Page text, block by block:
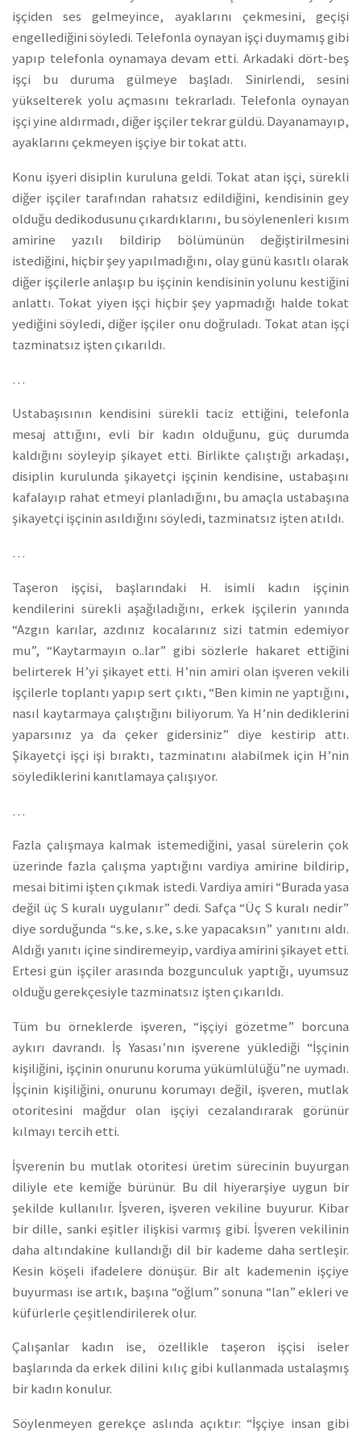
işçiden ses gelmeyince, ayaklarını çekmesini, geçişi
engellediğini söyledi. Telefonla oynayan işçi duymamış gibi
yapıp telefonla oynamaya devam etti. Arkadaki dört-beş
işçi bu duruma gülmeye başladı. Sinirlendi, sesini
yükselterek yolu açmasını tekrarladı. Telefonla oynayan
işçi yine aldırmadı, diğer işçiler tekrar güldü. Dayanamayıp,
ayaklarını çekmeyen işçiye bir tokat attı.
Konu işyeri disiplin kuruluna geldi. Tokat atan işçi, sürekli
diğer işçiler tarafından rahatsız edildiğini, kendisinin gey
olduğu dedikodusunu çıkardıklarını, bu söylenenleri kısım
amirine yazılı bildirip bölümünün değiştirilmesini
istediğini, hiçbir şey yapılmadığını, olay günü kasıtlı olarak
diğer işçilerle anlaşıp bu işçinin kendisinin yolunu kestiğini
anlattı. Tokat yiyen işçi hiçbir şey yapmadığı halde tokat
yediğini söyledi, diğer işçiler onu doğruladı. Tokat atan işçi
tazminatsız işten çıkarıldı.
…
Ustabaşısının kendisini sürekli taciz ettiğini, telefonla
mesaj attığını, evli bir kadın olduğunu, güç durumda
kaldığını söyleyip şikayet etti. Birlikte çalıştığı arkadaşı,
disiplin kurulunda şikayetçi işçinin kendisine, ustabaşını
kafalayıp rahat etmeyi planladığını, bu amaçla ustabaşına
şikayetçi işçinin asıldığını söyledi, tazminatsız işten atıldı.
…
Taşeron işçisi, başlarındaki H. isimli kadın işçinin
kendilerini sürekli aşağıladığını, erkek işçilerin yanında
“Azgın karılar, azdınız kocalarınız sizi tatmin edemiyor
mu”, “Kaytarmayın o..lar” gibi sözlerle hakaret ettiğini
belirterek H’yi şikayet etti. H’nin amiri olan işveren vekili
işçilerle toplantı yapıp sert çıktı, “Ben kimin ne yaptığını,
nasıl kaytarmaya çalıştığını biliyorum. Ya H’nin dediklerini
yaparsınız ya da çeker gidersiniz” diye kestirip attı.
Şikayetçi işçi işi bıraktı, tazminatını alabilmek için H’nin
söylediklerini kanıtlamaya çalışıyor.
…
Fazla çalışmaya kalmak istemediğini, yasal sürelerin çok
üzerinde fazla çalışma yaptığını vardiya amirine bildirip,
mesai bitimi işten çıkmak istedi.Vardiya amiri “Burada yasa
değil üç S kuralı uygulanır” dedi. Safça “Üç S kuralı nedir”
diye sorduğunda “s.ke, s.ke, s.ke yapacaksın” yanıtını aldı.
Aldığı yanıtı içine sindiremeyip, vardiya amirini şikayet etti.
Ertesi gün işçiler arasında bozgunculuk yaptığı, uyumsuz
olduğu gerekçesiyle tazminatsız işten çıkarıldı.
Tüm bu örneklerde işveren, “işçiyi gözetme” borcuna
aykırı davrandı. İş Yasası’nın işverene yüklediği “İşçinin
kişiliğini, işçinin onurunu koruma yükümlülüğü”ne uymadı.
İşçinin kişiliğini, onurunu korumayı değil, işveren, mutlak
otoritesini mağdur olan işçiyi cezalandırarak görünür
kılmayı tercih etti.
İşverenin bu mutlak otoritesi üretim sürecinin buyurgan
diliyle ete kemiğe bürünür. Bu dil hiyerarşiye uygun bir
şekilde kullanılır. İşveren, işveren vekiline buyurur. Kibar
bir dille, sanki eşitler ilişkisi varmış gibi. İşveren vekilinin
daha altındakine kullandığı dil bir kademe daha sertleşir.
Kesin köşeli ifadelere dönüşür. Bir alt kademenin işçiye
buyurması ise artık, başına “oğlum” sonuna “lan” ekleri ve
küfürlerle çeşitlendirilerek olur.
Çalışanlar kadın ise, özellikle taşeron işçisi iseler
başlarında da erkek dilini kılıç gibi kullanmada ustalaşmış
bir kadın konulur.
Söylenmeyen gerekçe aslında açıktır: “İşçiye insan gibi